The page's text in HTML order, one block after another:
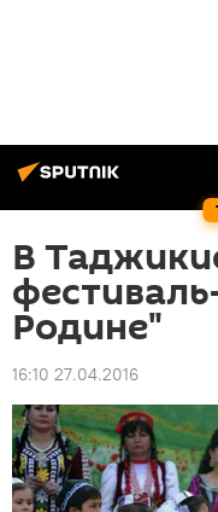
В
Родине"
16:10 27.04.2016